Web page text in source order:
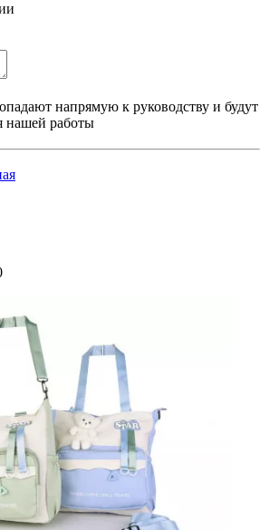
напрямую к руководству и будут
нашей работы